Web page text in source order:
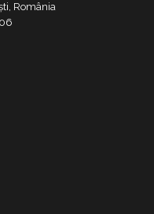
România